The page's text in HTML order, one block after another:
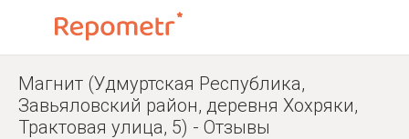
Магнит (Удмуртская Республика,
Завьяловский район, деревня Хохряки,
Трактовая улица, 5) - Отзывы